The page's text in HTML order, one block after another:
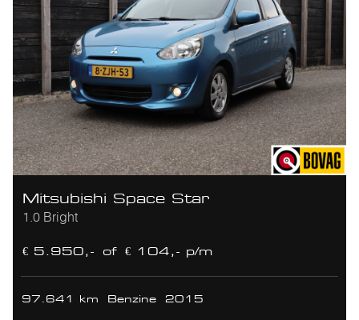
Mitsubishi Space Star
1.0 Bright
€ 5.950,- of € 104,- p/m
97.641 km Benzine 2015